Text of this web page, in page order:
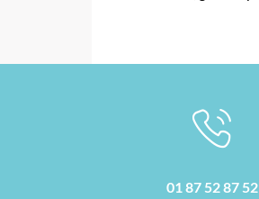
01 87 52 87 52